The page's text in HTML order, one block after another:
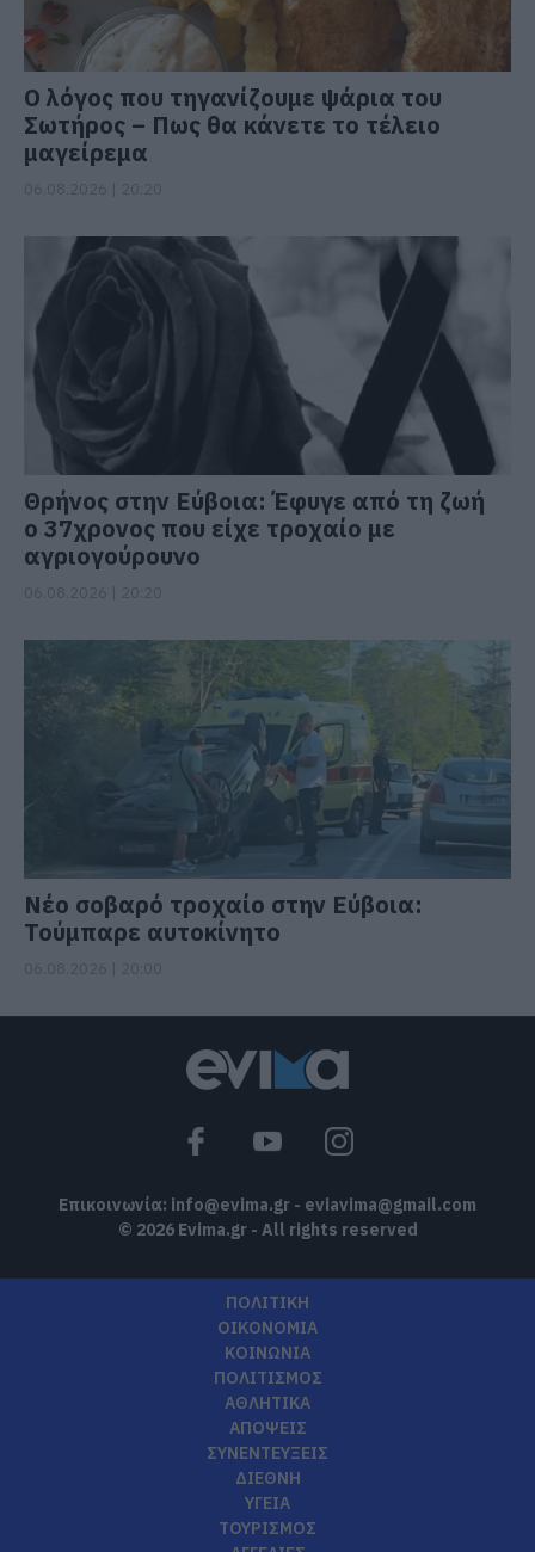
Ο λόγος που τηγανίζουμε ψάρια του
Σωτήρος – Πως θα κάνετε το τέλειο
μαγείρεμα
Θρήνος στην Εύβοια: Έφυγε από τη ζωή
ο 37χρονος που είχε τροχαίο με
αγριογούρουνο
Νέο σοβαρό τροχαίο στην Εύβοια:
Τούμπαρε αυτοκίνητο
Επικοινωνία: info@evima.gr - eviavima@gmail.com
© 2026 Evima.gr - All rights reserved
ΠΟΛΙΤΙΚΗ
ΟΙΚΟΝΟΜΙΑ
ΚΟΙΝΩΝΙΑ
ΠΟΛΙΤΙΣΜΟΣ
ΑΘΛΗΤΙΚΑ
ΑΠΟΨΕΙΣ
ΣΥΝΕΝΤΕΥΞΕΙΣ
ΔΙΕΘΝΗ
ΥΓΕΙΑ
ΤΟΥΡΙΣΜΟΣ